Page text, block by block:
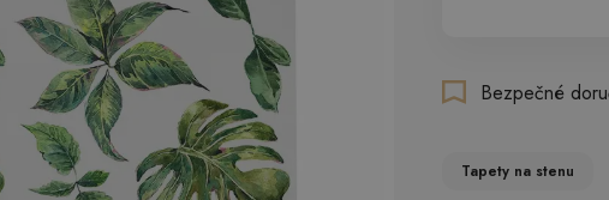
Bezpečné
Tapety na stenu